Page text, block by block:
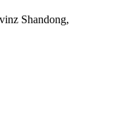
Shandong,